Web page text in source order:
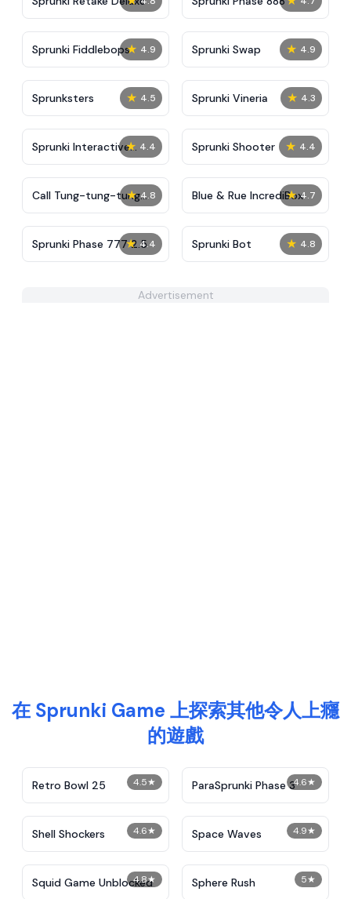
★ 4.9
Sprunki Fiddlebops ★ 4.9
Sprunki Swap
★ 4.5
Sprunksters ★ 4.3
Sprunki Vineria
★ 4.4
Sprunki Interactive
Tunner
★ 4.4
Sprunki Shooter
★ 4.8
Call Tung-tung-tung
Sahur
★ 4.7
Blue & Rue IncrediBox
★ 4.4
Sprunki Phase 777 2.5 ★ 4.8
Sprunki Bot
Advertisement
在 Sprunki Game 上探索其他令人上癮
的遊戲
4.5★
Retro Bowl 25 4.6★
ParaSprunki Phase 3
4.6★
Shell Shockers 4.9★
Space Waves
4.8★
Squid Game Unblocked 5★
Sphere Rush